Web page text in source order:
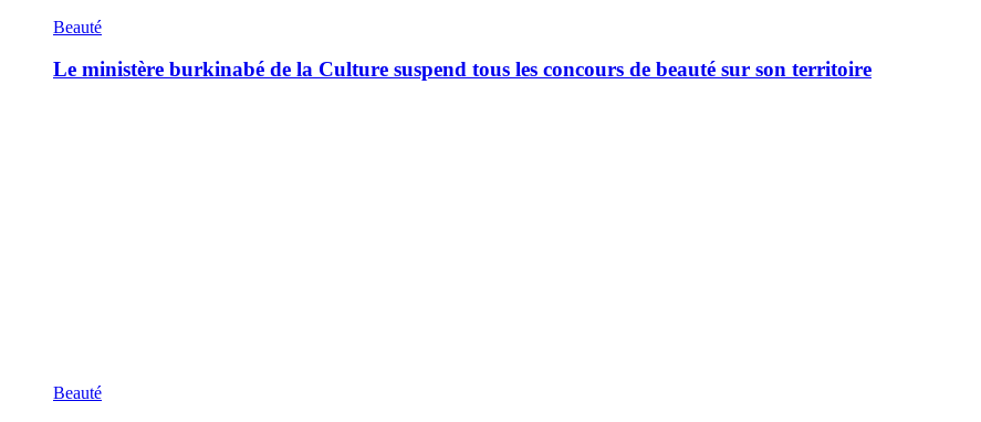
Beauté
Le ministère burkinabé de la Culture suspend tous les concours de beauté sur son territoire
Beauté